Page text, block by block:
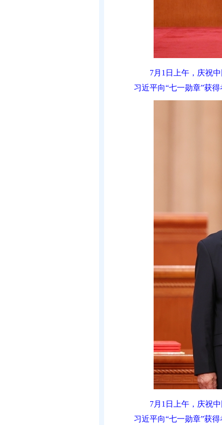
7月1日上午，庆祝
习近平向“七一勋章”获
7月1日上午，庆祝
习近平向“七一勋章”获